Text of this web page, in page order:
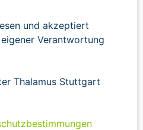
und akzeptiert
Verantwortung
Thalamus Stuttgart